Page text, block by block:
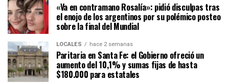
«Va en contramano Rosalía»: pidió disculpas tras
el enojo de los argentinos por su polémico posteo
sobre la final del Mundial
LOCALES hace 2 semanas
Paritaria en Santa Fe: el Gobierno ofreció un
aumento del 10,1% y sumas fijas de hasta
$180.000 para estatales